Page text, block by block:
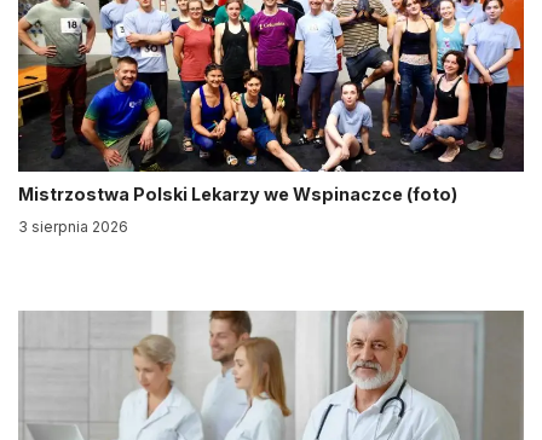
Mistrzostwa Polski Lekarzy we Wspinaczce (foto)
3 sierpnia 2026